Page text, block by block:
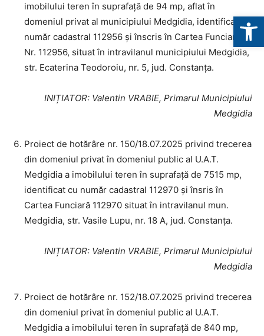
imobilului teren în suprafață de 94 mp, aflat în
domeniul privat al municipiului Medgidia, identificat cu
număr cadastral 112956 și înscris în Cartea Funciară
Nr. 112956, situat în intravilanul municipiului Medgidia,
str. Ecaterina Teodoroiu, nr. 5, jud. Constanța.
INIȚIATOR: Valentin VRABIE, Primarul Municipiului
Medgidia
Proiect de hotărâre nr. 150/18.07.2025 privind trecerea
din domeniul privat în domeniul public al U.A.T.
Medgidia a imobilului teren în suprafață de 7515 mp,
identificat cu număr cadastral 112970 și însris în
Cartea Funciară 112970 situat în intravilanul mun.
Medgidia, str. Vasile Lupu, nr. 18 A, jud. Constanța.
INIȚIATOR: Valentin VRABIE, Primarul Municipiului
Medgidia
Proiect de hotărâre nr. 152/18.07.2025 privind trecerea
din domeniul privat în domeniul public al U.A.T.
Medgidia a imobilului teren în suprafață de 840 mp,